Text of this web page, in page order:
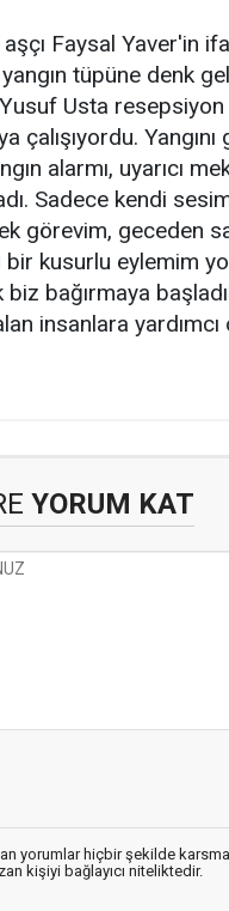
Faysal Yaver'in
tüpüne denk
Yusuf Usta
çalışıyordu.
alarmı, uyarıcı
Sadece kendi
görevim, geceden
kusurlu eylemim
bağırmaya
insanlara
YORUM KAT
yorumlar hiçbir şekilde
kişiyi bağlayıcı niteliktedir.